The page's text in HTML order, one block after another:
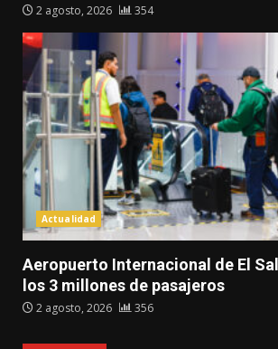
2 agosto, 2026 354
Actualidad
Aeropuerto Internacional de El
los 3 millones de pasajeros
2 agosto, 2026 356